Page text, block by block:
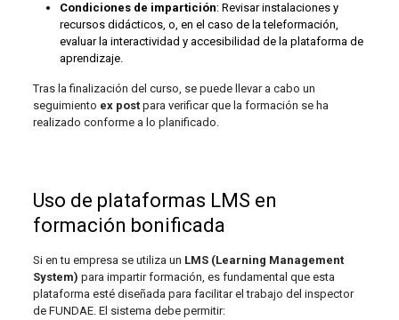
Condiciones de impartición: Revisar instalaciones y
recursos didácticos, o, en el caso de la teleformación,
evaluar la interactividad y accesibilidad de la plataforma de
aprendizaje.
Tras la finalización del curso, se puede llevar a cabo un
seguimiento ex postpara verificar que la formación se ha
realizado conforme a lo planificado.
Uso de plataformas LMS en
formación bonificada
Si en tu empresa se utiliza un LMS (Learning Management
System) para impartir formación, es fundamental que esta
plataforma esté diseñada para facilitar el trabajo del inspector
de FUNDAE. El sistema debe permitir: